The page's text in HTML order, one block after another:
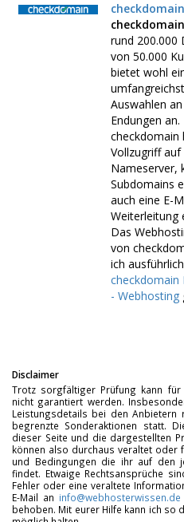
checkdomain
rund 200.000
von 50.000
bietet wohl
Auswahlen
Endungen an.
checkdomain
Vollzugriff auf
Nameserver,
Subdomains
auch eine E-
Weiterleitung
Das
von
ich
checkdomain
- Webhosting
Disclaimer
Trotz sorgfältiger Prüfung kann
nicht garantiert werden.
Leistungsdetails bei den
begrenzte Sonderaktionen statt.
dieser Seite und die dargestellten
können also durchaus veraltet oder
und Bedingungen die ihr auf den
findet. Etwaige Rechtsansprüche
Fehler oder eine veraltete
E-Mail an info@webhosterwissen.de
behoben. Mit eurer Hilfe kann ich so